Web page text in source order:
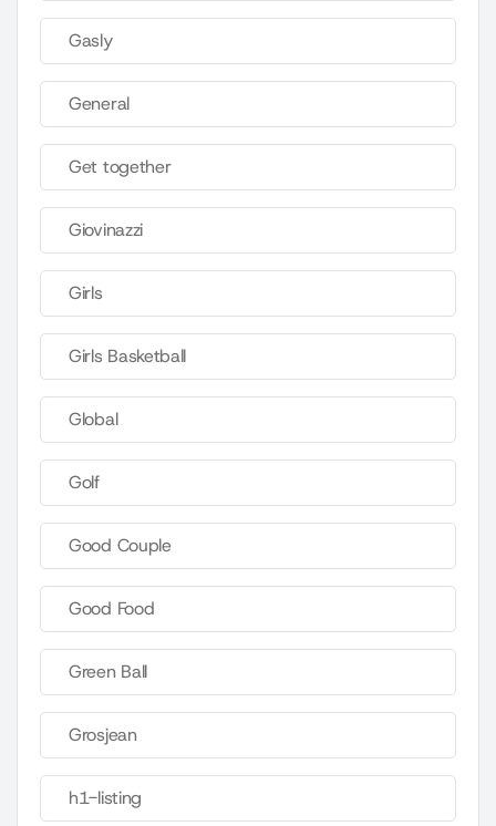
Gasly
General
Get together
Giovinazzi
Girls
Girls Basketball
Global
Golf
Good Couple
Good Food
Green Ball
Grosjean
h1-listing